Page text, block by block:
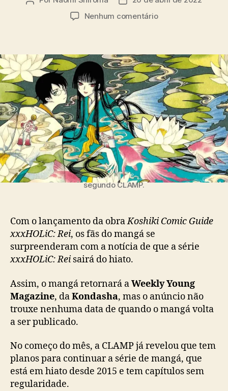
d
o
p
s
t
e
p
u
b
l
i
c
a
ç
ã
o
Nenhum comentárioe
A
M
P
a
n
u
n
c
i
a
q
u
x
O
C
:
R
a
i
r
ilustração do mangá xxxHOLiC, que sairá do hiato,
segundo CLAMP.
Com o lançamento da obraKoshiki Comic Guide
xxxHOLiC: Rei, os fãs do mangá se
surpreenderam com a notícia de que a série
xxxHOLiC: Rei sairá do hiato.
Assim, o mangá retornará aWeekly Young
Magazine, daKondasha, mas o anúncio não
trouxe nenhuma data de quando o mangá volta
a ser publicado.
No começo do mês, a CLAMP já revelou que tem
planos para continuar a série de mangá, que
está em hiato desde 2015 e tem capítulos sem
regularidade.